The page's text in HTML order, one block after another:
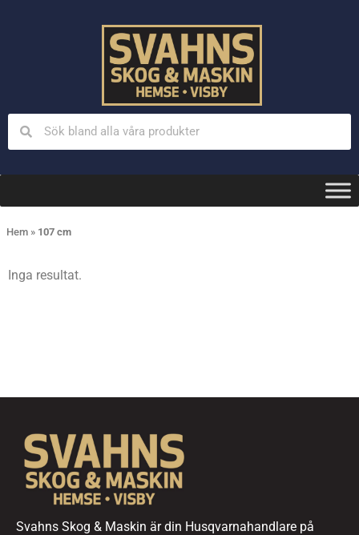
Hem » 107 cm
Inga resultat.
Svahns Skog & Maskin är din Husqvarnahandlare på